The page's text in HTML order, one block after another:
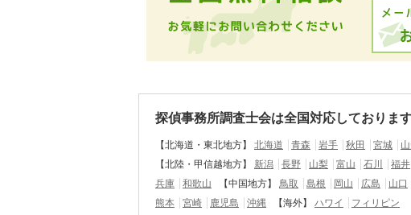
探偵事務所調査士会は全国対応しておりま
【北海道・東北地方】 北海道 青森 岩手 秋田 宮城
【北陸・甲信越地方】
新潟 長野 山梨 富山 石川 福井
兵庫
和歌山 【中国地方】 鳥取 島根 岡山 広島 山口
熊本
宮崎 鹿児島 沖縄 【海外】 ハワイ フィリピン